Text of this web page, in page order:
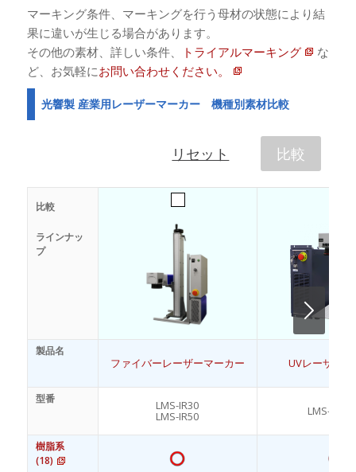
マーキング条件、マーキングを行う母材の状態により結
果に違いが生じる場合があります。
その他の素材、詳しい条件、
トライアルマーキング
な
ど、お気軽にお問い合わせください。
光響製 産業用レーザーマーカー 機種別素材比較
リセット 比較
比較
ラインナッ
プ
製品名
型番
樹脂系
(18)
ファイバーレーザーマーカー
LMS-IR30
LMS-IR50
UVレーザー
LMS-